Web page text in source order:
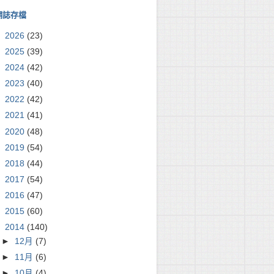
誌存檔
2026 (23)
2025 (39)
2024 (42)
2023 (40)
2022 (42)
2021 (41)
2020 (48)
2019 (54)
2018 (44)
2017 (54)
2016 (47)
2015 (60)
2014 (140)
► 12月 (7)
► 11月 (6)